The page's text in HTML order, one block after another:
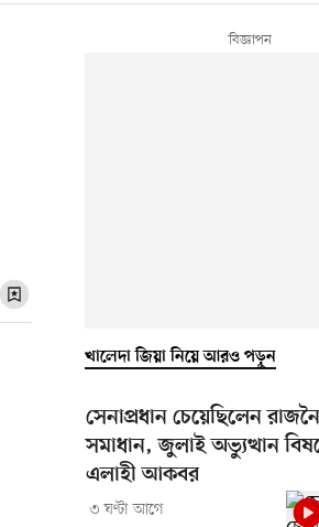
খালেদা জিয়া নিয়ে আরও পড়ুন
সেনাপ্রধান চেয়েছিলেন
সমাধান, জুলাই অভ্যুত্থান
এলাহী আকবর
৩ ঘণ্টা আগে